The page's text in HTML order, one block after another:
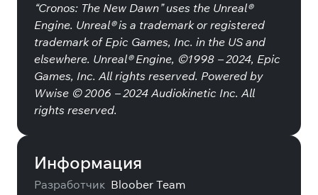
“Cronos: The New Dawn” uses the Unreal®
Engine. Unreal® is a trademark or registered
trademark of Epic Games, Inc. in the US and
elsewhere. Unreal® Engine, ©1998 – 2024, Epic
Games, Inc. All rights reserved. Powered by
Wwise © 2006 – 2024 Audiokinetic Inc. All
rights reserved.
Информация
Разработчик Bloober Team